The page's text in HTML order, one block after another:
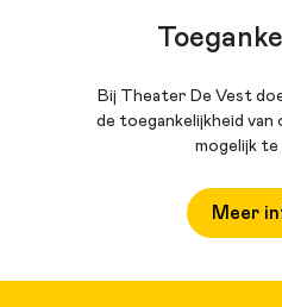
Bij Theater De Vest
de toegankelijkheid van
mogelijk te
Meer